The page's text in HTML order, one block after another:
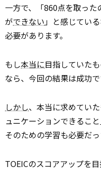
一方で、「860点を取っ
ができない」と感じてい
必要があります。
もし本当に目指していた
なら、今回の結果は成功で
しかし、本当に求めてい
ュニケーションできるこ
そのための学習も必要だっ
TOEICのスコアアップを